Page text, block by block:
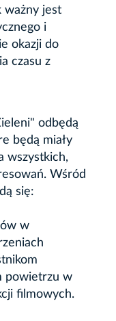
ważny jest
i
okazji do
czasu z
odbędą
będą miały
wszystkich,
Wśród
się:
w
powietrzu w
filmowych.